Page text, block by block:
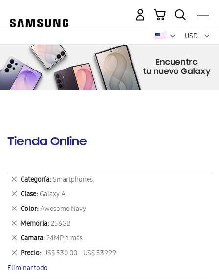
USD -
dólar
Mi carrito
Tienda Online
Categoría Smartphones
Eliminar
este
artículo
Clase Galaxy A
Eliminar
este
artículo
Color Awesome Navy
Eliminar
este
artículo
Memoria 256GB
Eliminar
este
artículo
Camara 24MP o más
Eliminar
este
artículo
Precio US$ 530.00 - US$ 539.99
Eliminar
este
artículo
Eliminar todo